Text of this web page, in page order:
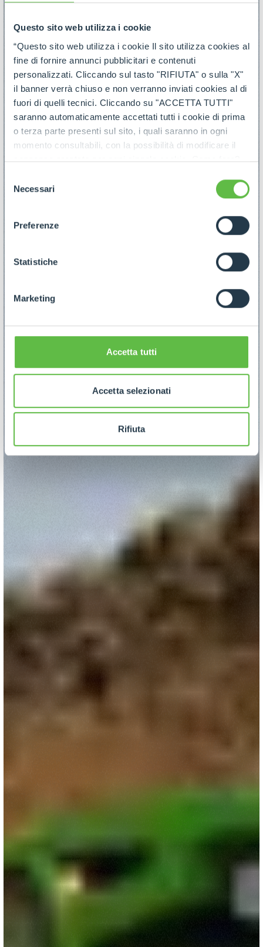
Questo sito web utilizza i cookie
“Questo sito web utilizza i cookie Il sito utilizza cookies al
fine di fornire annunci pubblicitari e contenuti
personalizzati. Cliccando sul tasto "RIFIUTA" o sulla "X"
il banner verrà chiuso e non verranno inviati cookies al di
fuori di quelli tecnici. Cliccando su "ACCETTA TUTTI"
saranno automaticamente accettati tutti i cookie di prima
o terza parte presenti sul sito, i quali saranno in ogni
momento consultabili, con la possibilità di modificare il
consenso prestato per ogni singolo cookie. Come fare?
ogni pagina, selezionare "Modifichi il suo consenso" e
dell'informativa completa nel footer presente in ogni
pagina. Per esercitare i diritti riconosciuti all'interessato ai
GDPR abbiamo predisposto una
apposita procedura.
delNecessari
Preferenze
Statistiche
Marketing
Accetta tutti
Accetta selezionati
Rifiuta